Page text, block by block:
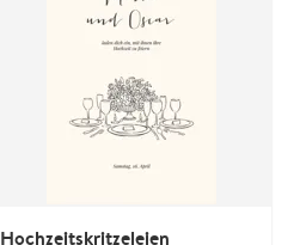
Hochzeitskritzeleien